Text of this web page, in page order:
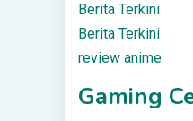
Berita Terkini
Berita Terkini
review anime
Gaming